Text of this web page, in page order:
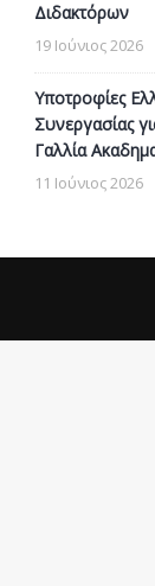
Διδακτόρων
19 Ιούνιος 2026
Υποτροφίες
Συνεργασίας
Γαλλία
11 Ιούνιος 2026